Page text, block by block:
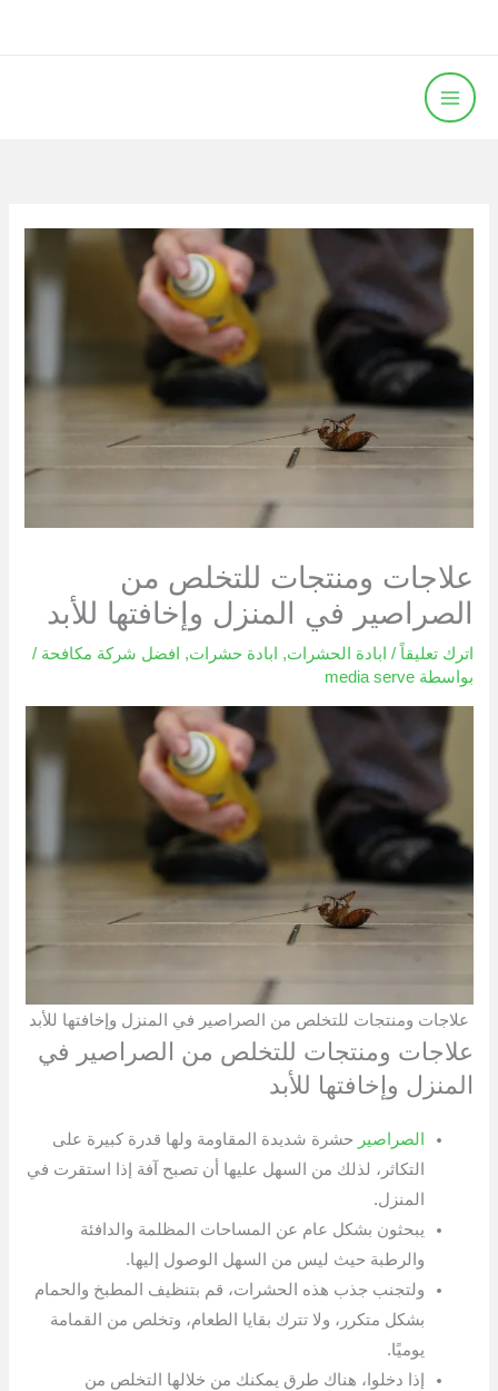
المحتوى
علاجات ومنتجات للتخلص من
الصراصير في المنزل وإخافتها للأبد
اترك تعليقاً / ابادة الحشرات, ابادة حشرات, افضل شركة مكافحة /
بواسطة media serve
علاجات ومنتجات للتخلص من الصراصير في المنزل وإخافتها للأبد
علاجات ومنتجات للتخلص من الصراصير في
المنزل وإخافتها للأبد
الصراصير حشرة شديدة المقاومة ولها قدرة كبيرة على
التكاثر، لذلك من السهل عليها أن تصبح آفة إذا استقرت في
المنزل.
يبحثون بشكل عام عن المساحات المظلمة والدافئة
والرطبة حيث ليس من السهل الوصول إليها.
ولتجنب جذب هذه الحشرات، قم بتنظيف المطبخ والحمام
بشكل متكرر، ولا تترك بقايا الطعام، وتخلص من القمامة
يوميًا.
إذا دخلوا، هناك طرق يمكنك من خلالها التخلص من